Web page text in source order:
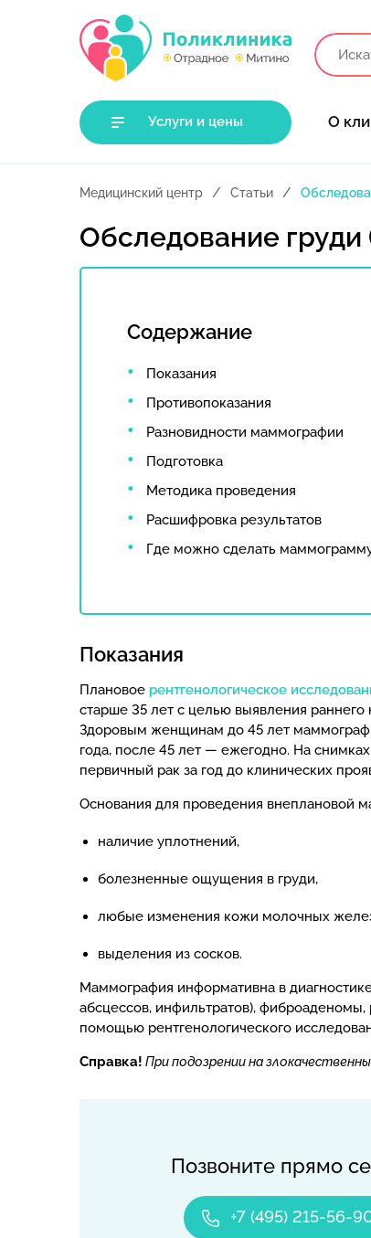
Услуги и цены О
Медицинский центр Статьи
Обследование
Содержание
Показания
Противопоказания
Разновидности маммографии
Подготовка
Методика проведения
Расшифровка результатов
Где можно сделать
Показания
Плановое рентгенологическое
старше 35 лет с целью выявления
Здоровым женщинам до 45 лет
года, после 45 лет — ежегодно. На
первичный рак за год до клинических
Основания для проведения внеплановой
наличие уплотнений,
болезненные ощущения в груди,
любые изменения кожи молочных
выделения из сосков.
Маммография информативна в
абсцессов, инфильтратов),
помощью рентгенологического
Справка! При подозрении на
Позвоните прямо
+7 (495) 215-56-